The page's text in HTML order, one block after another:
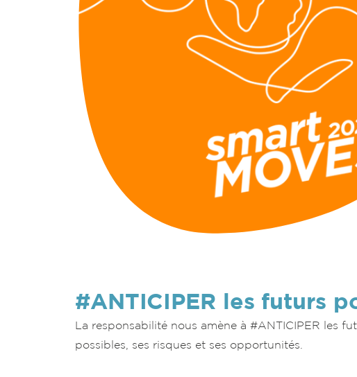
#ANTICIPER les futurs
La responsabilité nous amène à #ANTICIPER les
possibles, ses risques et ses opportunités.